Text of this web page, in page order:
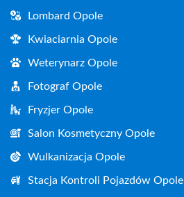
Lombard Opole
Kwiaciarnia Opole
Weterynarz Opole
Fotograf Opole
Fryzjer Opole
Salon Kosmetyczny Opole
Wulkanizacja Opole
Stacja Kontroli Pojazdów Opole